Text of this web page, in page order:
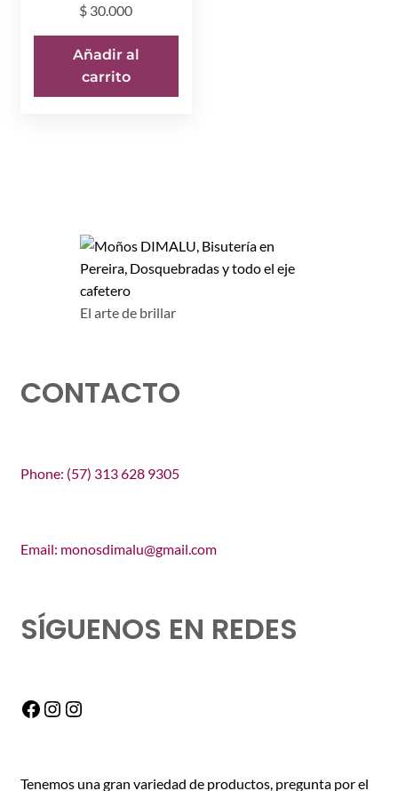
$ 30.000
Añadir al
carrito
El arte de brillar
CONTACTO
Phone: (57) 313 628 9305
Email: monosdimalu@gmail.com
SÍGUENOS EN REDES
Facebook
Instagram
Instagram
Tenemos una gran variedad de productos, pregunta por el